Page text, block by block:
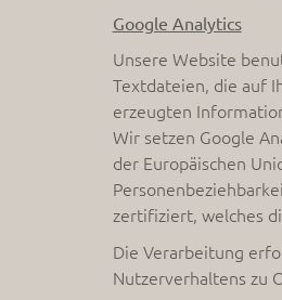
Google Analytics
Unsere Website
Textdateien, die auf
erzeugten
Wir setzen Google
der Europäischen
zertifiziert, welches
Die Verarbeitung
Nutzerverhaltens zu